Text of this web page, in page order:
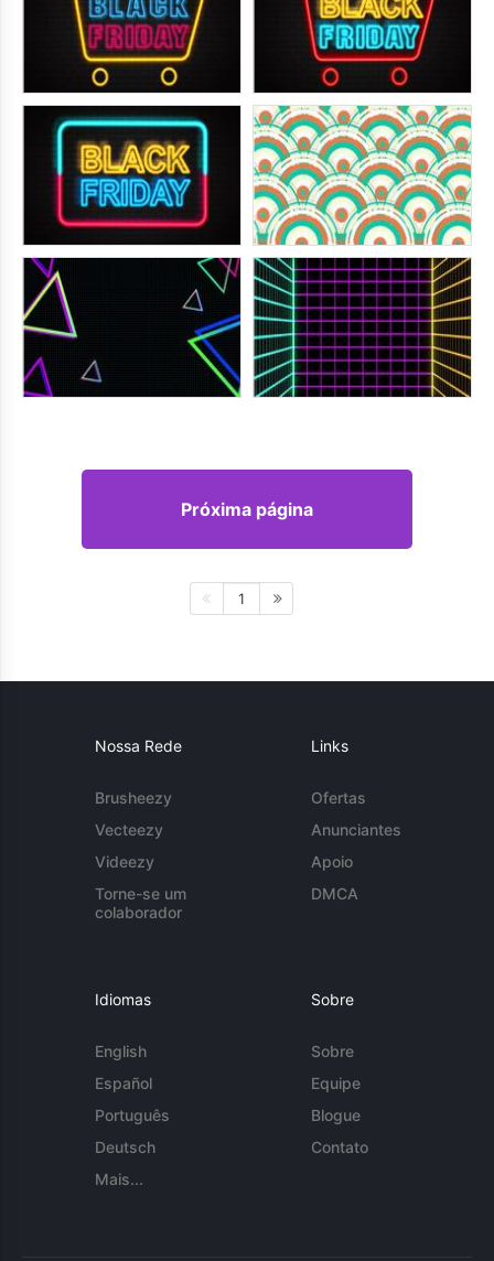
Próxima página
1
Nossa Rede
Brusheezy
Vecteezy
Videezy
Torne-se um
colaborador
Links
Ofertas
Anunciantes
Apoio
DMCA
Idiomas
English
Español
Português
Deutsch
Mais...
Sobre
Sobre
Equipe
Blogue
Contato